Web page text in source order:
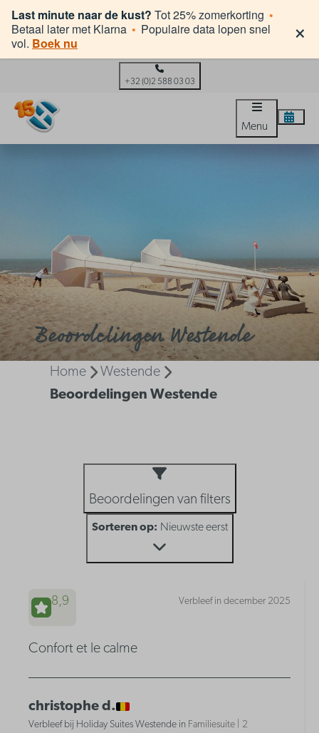
Last minute naar de kust? Tot 25% zomerkorting •
Betaal later met Klarna • Populaire data lopen snel
vol. Boek nu ×
+32 (0)2 588 03 03
Menu
Beoordelingen Westende
Home
Westende
Beoordelingen Westende
Beoordelingen van filters
Sorteren op: Nieuwste eerst
8,9 Verbleef in december 2025
Confort et le calme
christophe d.
Verbleef bij Holiday Suites Westende in Familiesuite | 2